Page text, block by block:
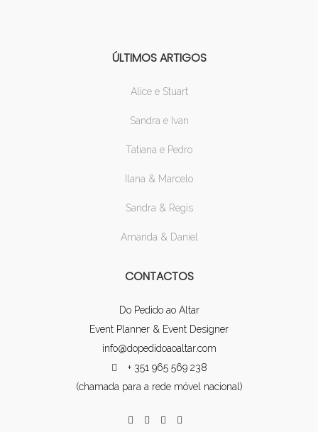
ÚLTIMOS ARTIGOS
Alice e Stuart
Sandra e Ivan
Tatiana e Pedro
Ilana & Marcelo
Sandra & Regis
Amanda & Daniel
CONTACTOS
Do Pedido ao Altar
Event Planner & Event Designer
info@dopedidoaoaltar.com
+ 351 965 569 238
(chamada para a rede móvel nacional)